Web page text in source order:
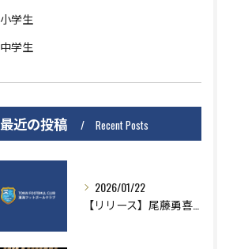
小学生
中学生
最近の投稿 Recent Posts
2026/01/22